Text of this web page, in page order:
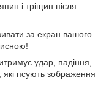
і тріщин після
за екран вашого
удар, падіння,
псують зображення